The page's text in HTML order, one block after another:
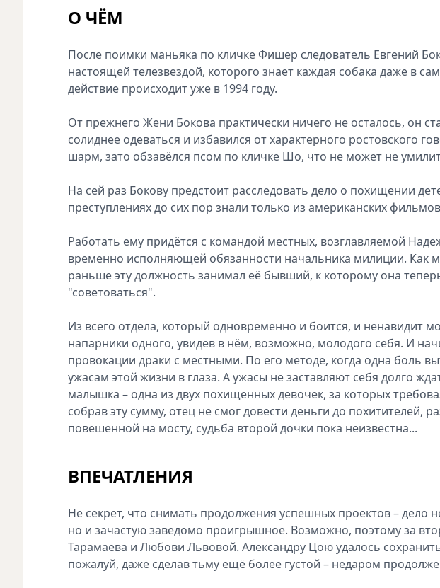
О ЧЁМ
После поимки маньяка по кличке Фишер следователь Евгений
настоящей телезвездой, которого знает каждая собака даже в
действие происходит уже в 1994 году.
От прежнего Жени Бокова практически ничего не осталось, он
солиднее одеваться и избавился от характерного ростовского
шарм, зато обзавёлся псом по кличке Шо, что не может не
На сей раз Бокову предстоит расследовать дело о похищении
преступлениях до сих пор знали только из американских
Работать ему придётся с командой местных, возглавляемой
временно исполняющей обязанности начальника милиции. Как
раньше эту должность занимал её бывший, к которому она
"советоваться".
Из всего отдела, который одновременно и боится, и ненавидит
напарники одного, увидев в нём, возможно, молодого себя. И
провокации драки с местными. По его методе, когда одна боль
ужасам этой жизни в глаза. А ужасы не заставляют себя долго
малышка – одна из двух похищенных девочек, за которых
собрав эту сумму, отец не смог довести деньги до
повешенной на мосту, судьба второй дочки пока неизвестна...
ВПЕЧАТЛЕНИЯ
Не секрет, что снимать продолжения успешных проектов – дело
но и зачастую заведомо проигрышное. Возможно, поэтому за
Тарамаева и Любови Львовой. Александру Цою удалось
пожалуй, даже сделав тьму ещё более густой – недаром